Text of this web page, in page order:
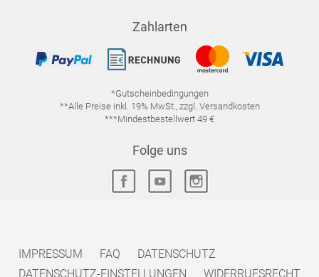
Zahlarten
*Gutscheinbedingungen
**Alle Preise inkl. 19% MwSt., zzgl. Versandkosten
***Mindestbestellwert 49 €
Folge uns
IMPRESSUM FAQ
DATENSCHUTZ
DATENSCHUTZ-EINSTELLUNGEN
WIDERRUFSRECHT